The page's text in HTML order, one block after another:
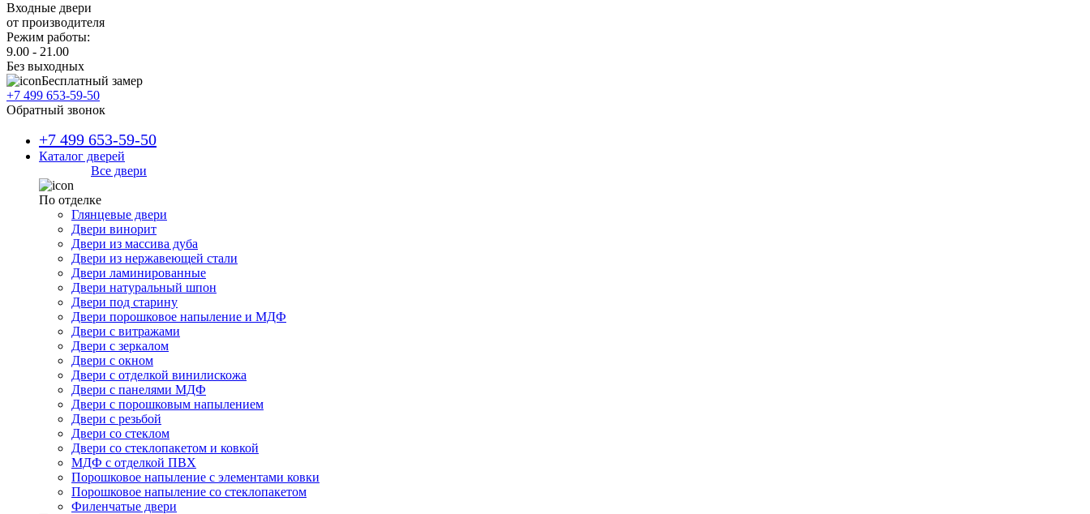
Входные двери
от производителя
Режим работы:
9.00 - 21.00
Без выходных
Бесплатный замер
+7 499 653-59-50
Обратный звонок
+7 499 653-59-50
Каталог дверей
Все двери
По отделке
Глянцевые двери
Двери винорит
Двери из массива дуба
Двери из нержавеющей стали
Двери ламинированные
Двери натуральный шпон
Двери под старину
Двери порошковое напыление и МДФ
Двери с витражами
Двери с зеркалом
Двери с окном
Двери с отделкой винилискожа
Двери с панелями МДФ
Двери с порошковым напылением
Двери с резьбой
Двери со стеклом
Двери со стеклопакетом и ковкой
МДФ с отделкой ПВХ
Порошковое напыление с элементами ковки
Порошковое напыление со стеклопакетом
Филенчатые двери